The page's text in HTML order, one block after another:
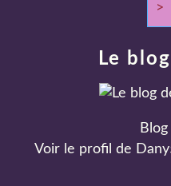
>
Le
Voir le profil de